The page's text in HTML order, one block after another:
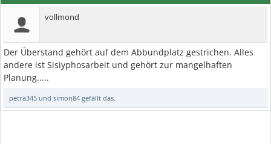
vollmond
Der Überstand gehört auf dem Abbundplatz gestrichen. Alles
andere ist Sisiyphosarbeit und gehört zur mangelhaften
Planung.....
petra345 und simon84 gefällt das.